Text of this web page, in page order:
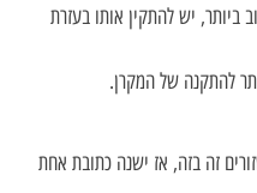
ביותר, יש להתקין אותו בעזרת
להתקנה של המקרן.
זה בזה, אז ישנה כתובת אחת